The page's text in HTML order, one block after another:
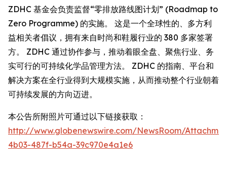
ZDHC 基金会负责监督“零排放路线图计划” (Roadmap to
Zero Programme) 的实施。 这是一个全球性的、多方利
益相关者倡议，拥有来自时尚和鞋履行业的 380 多家签署
方。 ZDHC 通过协作参与，推动着眼全盘、聚焦行业、务
实可行的可持续化学品管理方法。 ZDHC 的指南、平台和
解决方案在全行业得到大规模实施，从而推动整个行业朝着
可持续发展的方向迈进。
本公告所附照片可通过以下链接获取：
http://www.globenewswire.com/NewsRoom/
4b03-487f-b54a-39c970e4a1e6